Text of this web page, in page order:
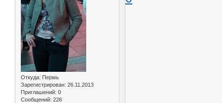
Откуда: Пермь
Зарегистрирован: 26.11.2013
Приглашений: 0
Сообщений: 226